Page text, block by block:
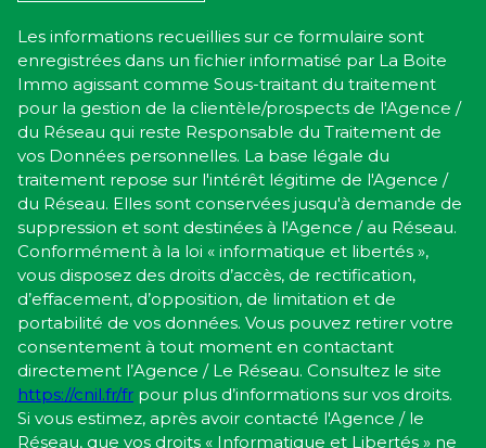
Les informations recueillies sur ce formulaire sont
enregistrées dans un fichier informatisé par La Boite
Immo agissant comme Sous-traitant du traitement
pour la gestion de la clientèle/prospects de l'Agence /
du Réseau qui reste Responsable du Traitement de
vos Données personnelles. La base légale du
traitement repose sur l'intérêt légitime de l'Agence /
du Réseau. Elles sont conservées jusqu'à demande de
suppression et sont destinées à l'Agence / au Réseau.
Conformément à la loi « informatique et libertés »,
vous disposez des droits d’accès, de rectification,
d’effacement, d’opposition, de limitation et de
portabilité de vos données. Vous pouvez retirer votre
consentement à tout moment en contactant
directement l’Agence / Le Réseau. Consultez le site
https://cnil.fr/fr pour plus d’informations sur vos droits.
Si vous estimez, après avoir contacté l'Agence / le
Réseau, que vos droits « Informatique et Libertés » ne